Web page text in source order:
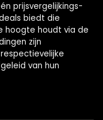
prijsvergelijkings-
biedt die
hoogte houdt via de
zijn
van hun